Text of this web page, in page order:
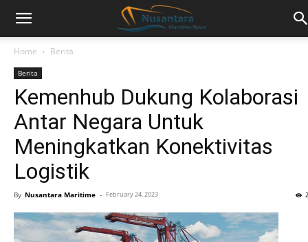
Home Berita
Berita
Kemenhub Dukung Kolaborasi
Antar Negara Untuk
Meningkatkan Konektivitas
Logistik
By Nusantara Maritime - February 24, 2023